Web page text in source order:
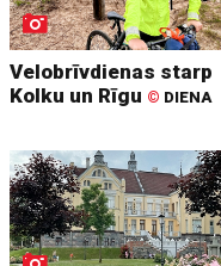
Velobrīvdienas starp
Kolku un Rīgu © DIENA